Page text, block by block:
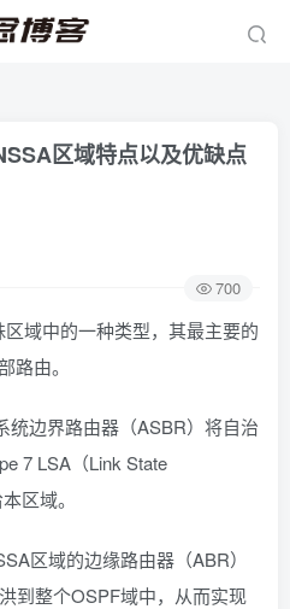
区域特点以及优缺点
700
域中的一种类型，其最主要的
路由。
统边界路由器（ASBR）将自治
7 LSA（Link State
区域。
区域的边缘路由器（ABR）
到整个OSPF域中，从而实现